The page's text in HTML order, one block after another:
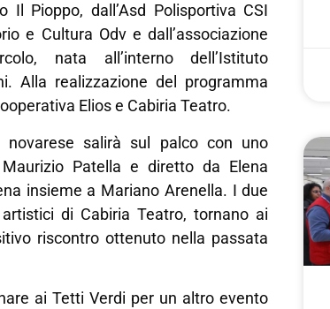
Il Pioppo, dall’Asd Polisportiva CSI
e Cultura Odv e dall’associazione
nata all’interno dell’Istituto
Alla realizzazione del programma
Elios e Cabiria Teatro.
novarese salirà sul palco con uno
Patella e diretto da Elena
insieme a Mariano Arenella. I due
di Cabiria Teatro, tornano ai
riscontro ottenuto nella passata
ai Tetti Verdi per un altro evento